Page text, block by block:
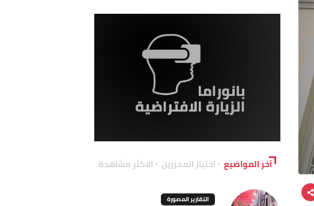
آخر المواضيع اختيار المحررين الاكثر مشاهدة
التقارير المصورة